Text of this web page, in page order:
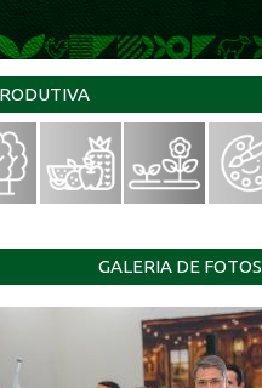
GALERIA DE FOTOS